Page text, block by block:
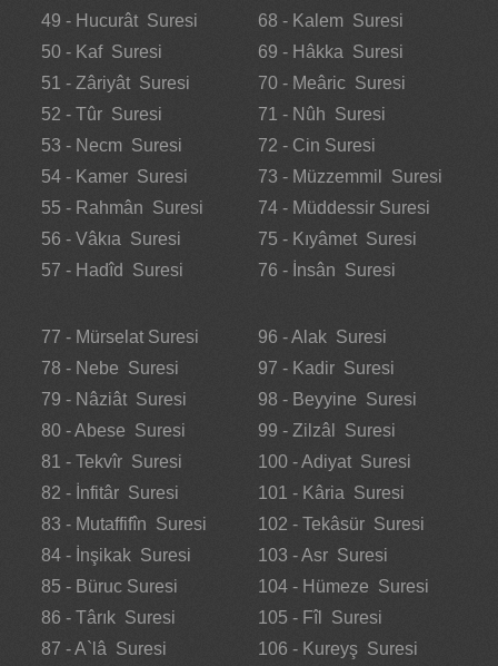
49 - Hucurât Suresi
50 - Kaf Suresi
51 - Zâriyât Suresi
52 - Tûr Suresi
53 - Necm Suresi
54 - Kamer Suresi
55 - Rahmân Suresi
56 - Vâkıa Suresi
57 - Hadîd Suresi
68 - Kalem Suresi
69 - Hâkka Suresi
70 - Meâric Suresi
71 - Nûh Suresi
72 - Cin Suresi
73 - Müzzemmil Suresi
74 - Müddessir Suresi
75 - Kıyâmet Suresi
76 - İnsân Suresi
77 - Mürselat Suresi
78 - Nebe Suresi
79 - Nâziât Suresi
80 - Abese Suresi
81 - Tekvîr Suresi
82 - İnfitâr Suresi
83 - Mutaffifîn Suresi
84 - İnşikak Suresi
85 - Büruc Suresi
86 - Târık Suresi
87 - A`lâ Suresi
96 - Alak Suresi
97 - Kadir Suresi
98 - Beyyine Suresi
99 - Zilzâl Suresi
100 - Adiyat Suresi
101 - Kâria Suresi
102 - Tekâsür Suresi
103 - Asr Suresi
104 - Hümeze Suresi
105 - Fîl Suresi
106 - Kureyş Suresi